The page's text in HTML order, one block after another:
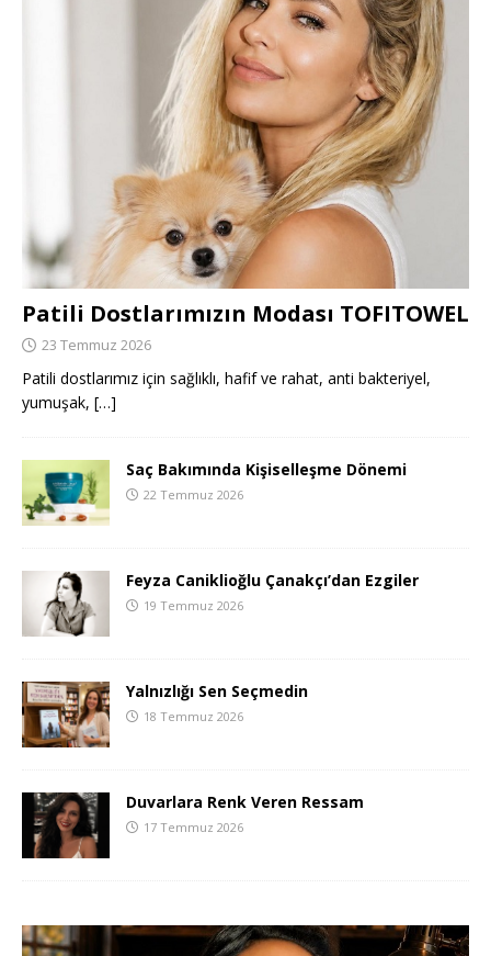
Patili Dostlarımızın Modası TOFITOWEL
23 Temmuz 2026
Patili dostlarımız için sağlıklı, hafif ve rahat, anti bakteriyel,
yumuşak, […]
Saç Bakımında Kişiselleşme Dönemi
22 Temmuz 2026
Feyza Caniklioğlu Çanakçı’dan Ezgiler
19 Temmuz 2026
Yalnızlığı Sen Seçmedin
18 Temmuz 2026
Duvarlara Renk Veren Ressam
17 Temmuz 2026